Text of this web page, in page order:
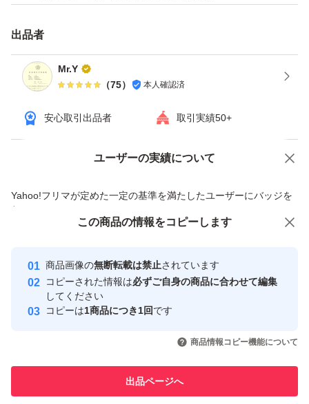
・自動針通し
・カーブ縫い
・セーフティーストップ機構
＊全体注油・オーバーホール済みで動作快適です
＊糸調子・エアー糸通し問題ないです
【サービス】・３ヶ月修理保証
出品者
Mr.Y
（75） 本人確認済
安心取引出品者 取引実績50+
ユーザーの実績について
Yahoo!フリマが定めた一定の基準を満たしたユーザーにバッジを
付与しています
安心取引出品者
心・安全なユーザーです
取引実績
引を完了させた実績があります
での取引実績があります
価格の相談 商品への質問
この商品の情報をコピーします
商品画像の無断転載は禁止されています
コピーされた情報は必ずご自身の商品に合わせて編集
してください
コピーは1商品につき1回です
商品情報コピー機能について
出品ページへ
この商品をみている人にオススメ